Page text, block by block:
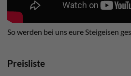
So werden bei uns eure Steigeisen
Preisliste